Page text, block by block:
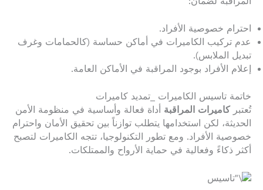
احترام خصوصية الأفراد.
عدم تركيب الكاميرات في أماكن حساسة (كالحمامات وغرف
تبديل الملابس).
إعلام الأفراد بوجود المراقبة في الأماكن العامة.
خاتمة تاسيس الكاميرات _تمديد كاميرات
تُعتبركاميرات المراقبة أداة فعالة وأساسية في منظومة الأمن
الحديثة، لكن استخدامها يتطلب توازناً بين تحقيق الأمان واحترام
خصوصية الأفراد. ومع تطور التكنولوجيا، تتجه الكاميرات لتصبح
أكثر ذكاءً وفعالية في حماية الأرواح والممتلكات.